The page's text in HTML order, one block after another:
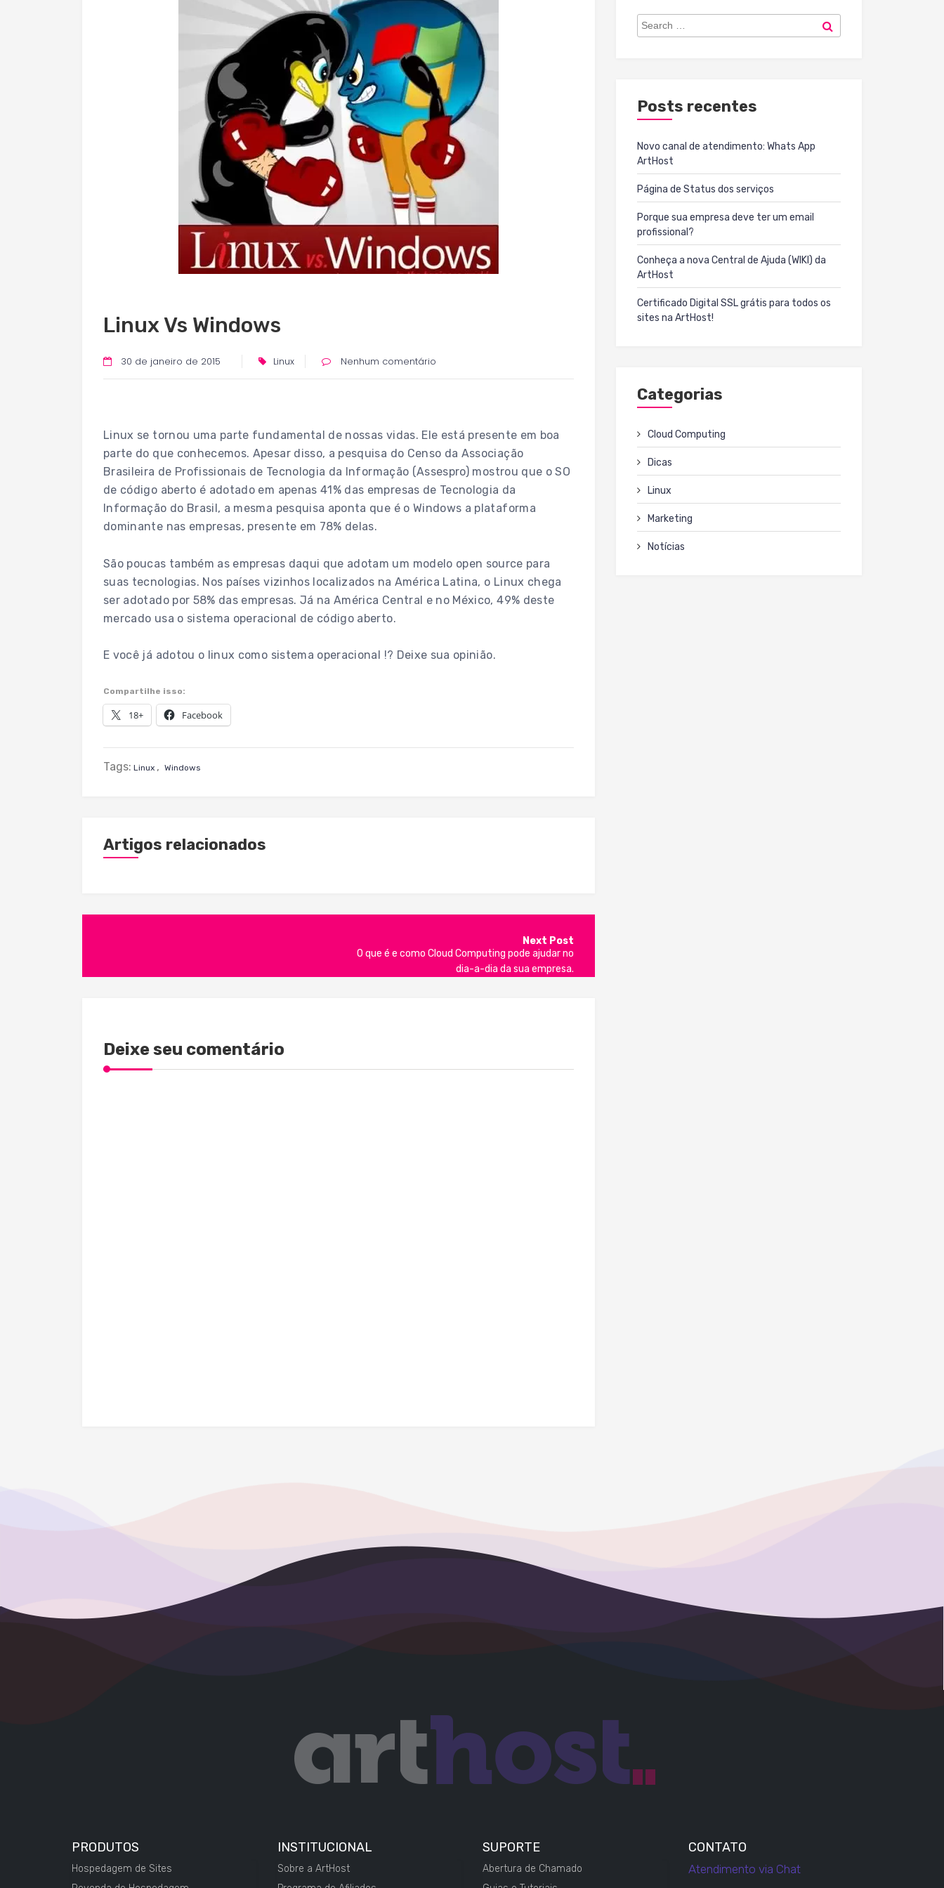
Linux Vs Windows
30 de janeiro de 2015 Linux Nenhum comentário
Linux se tornou uma parte fundamental de nossas vidas. Ele está presente em boa
parte do que conhecemos. Apesar disso, a pesquisa do Censo da Associação
Brasileira de Profissionais de Tecnologia da Informação (Assespro) mostrou que o SO
de código aberto é adotado em apenas 41% das empresas de Tecnologia da
Informação do Brasil, a mesma pesquisa aponta que é o Windows a plataforma
dominante nas empresas, presente em 78% delas.
São poucas também as empresas daqui que adotam um modelo open source para
suas tecnologias. Nos países vizinhos localizados na América Latina, o Linux chega
ser adotado por 58% das empresas. Já na América Central e no México, 49% deste
mercado usa o sistema operacional de código aberto.
E você já adotou o linux como sistema operacional !? Deixe sua opinião.
Compartilhe isso:
18+ Facebook
Tags: Linux , Windows
Artigos relacionados
Post
O que é e como Cloud Computing pode ajudar no
dia-a-dia da sua empresa.
Deixe seu comentário
Search
for:
Posts recentes
Novo canal de atendimento: Whats App
ArtHost
Página de Status dos serviços
Porque sua empresa deve ter um email
profissional?
Conheça a nova Central de Ajuda (WIKI) da
ArtHost
Certificado Digital SSL grátis para todos os
sites na ArtHost!
Categorias
Cloud Computing
Dicas
Linux
Marketing
Notícias
PRODUTOS
Hospedagem de Sites
INSTITUCIONAL
Sobre a ArtHost
SUPORTE
Abertura de Chamado
CONTATO
Atendimento via Chat